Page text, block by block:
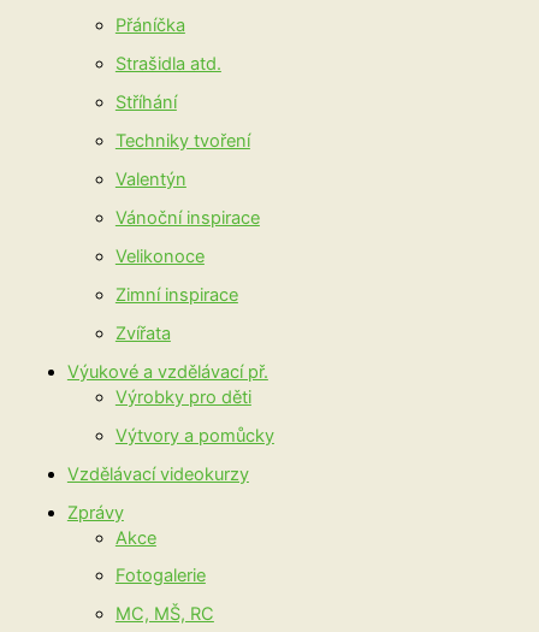
Přáníčka
Strašidla atd.
Stříhání
Techniky tvoření
Valentýn
Vánoční inspirace
Velikonoce
Zimní inspirace
Zvířata
Výukové a vzdělávací př.
Výrobky pro děti
Výtvory a pomůcky
Vzdělávací videokurzy
Zprávy
Akce
Fotogalerie
MC, MŠ, RC